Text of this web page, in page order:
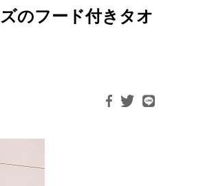
のフード付きタオ